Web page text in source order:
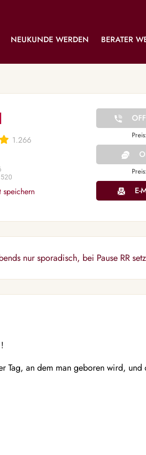
NEUKUNDE WERDEN BERATER
1.266
speichern E-
nur sporadisch, bei Pause RR
Tag, an dem man geboren wird, und